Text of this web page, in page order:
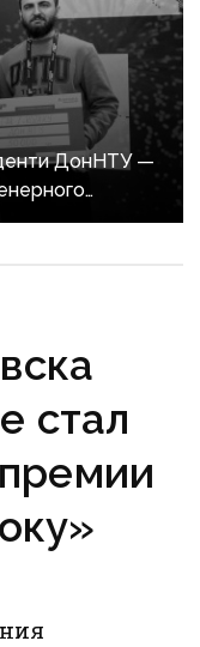
ДонНТУ —
стал